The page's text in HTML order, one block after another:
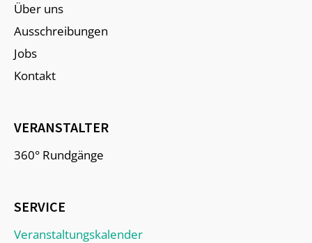
Über uns
Ausschreibungen
Jobs
Kontakt
VERANSTALTER
360° Rundgänge
SERVICE
Veranstaltungskalender